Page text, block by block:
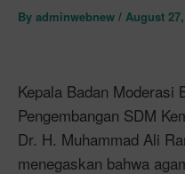
By adminwebnew / August
Kepala Badan Moderasi
Pengembangan SDM
Dr. H. Muhammad Ali
menegaskan bahwa